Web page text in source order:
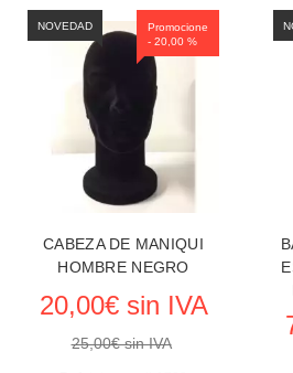
Promocione
- 20,00 %
NOVEDAD
CABEZA DE MANIQUI
HOMBRE NEGRO
20,00€ sin IVA
25,00€ sin IVA